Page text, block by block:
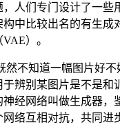
，人们专门设计了一些
中比较出名的有生成
）。
然不知道一幅图片好不
辨别某图片是不是和
经网络叫做生成器，
络互相对抗，共同进